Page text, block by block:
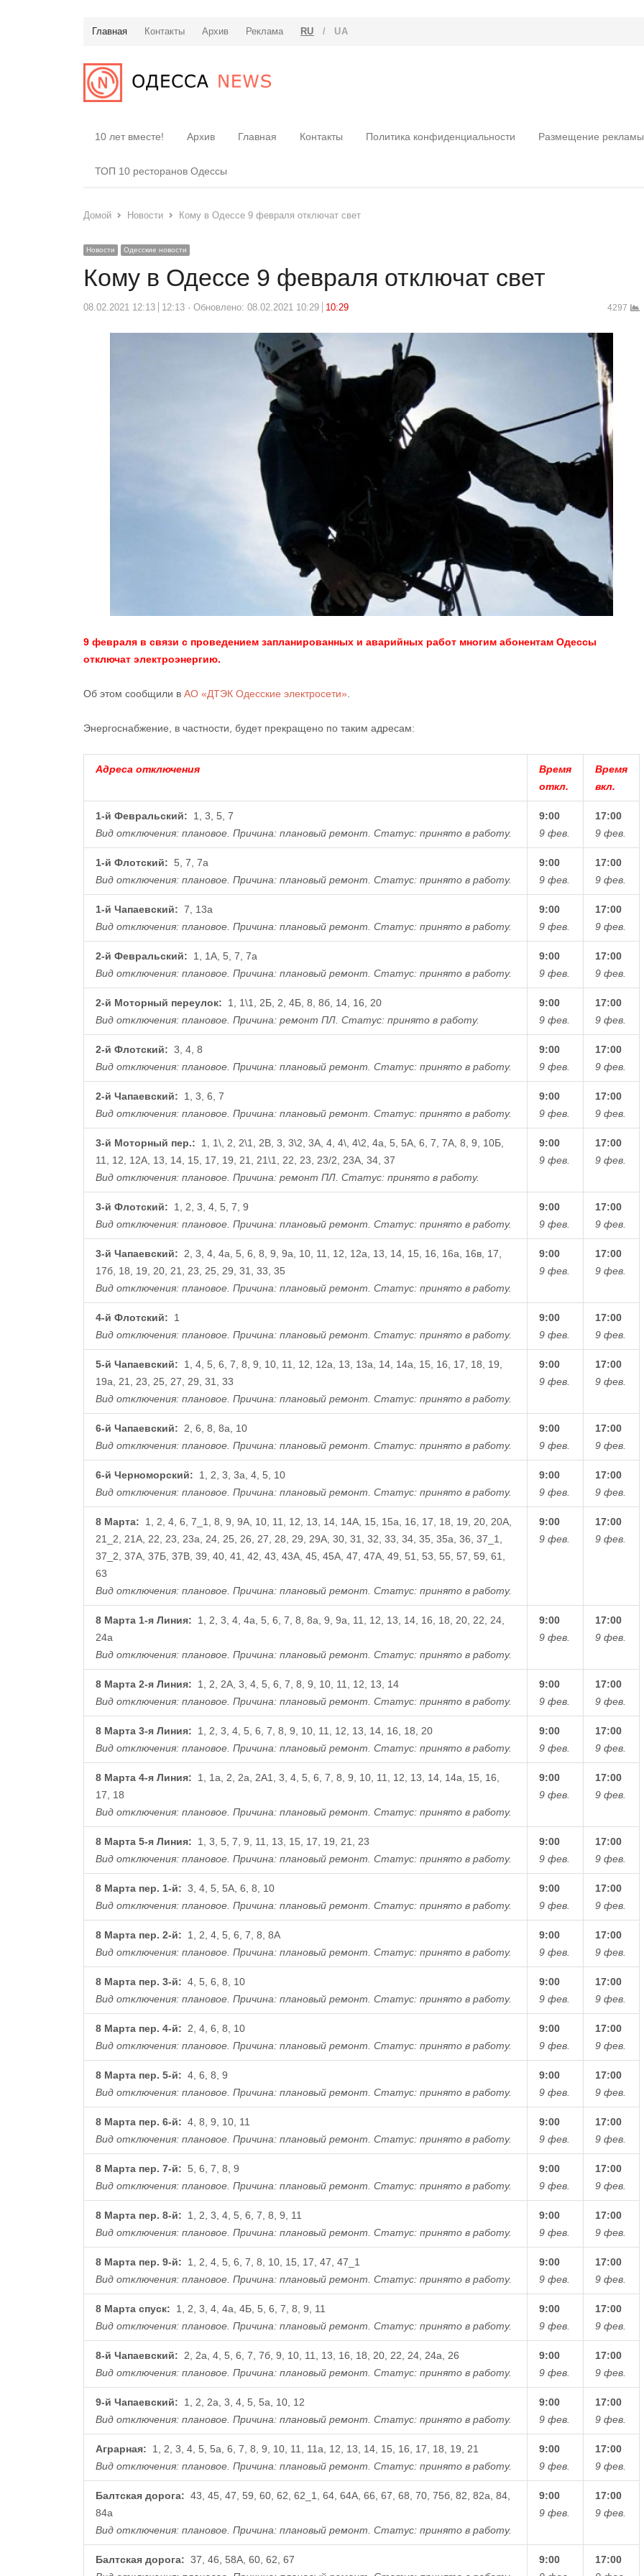
Главная Контакты Архив Реклама RU / UA
10 лет вместе! Архив Главная Контакты Политика конфиденциальности Размещение рекламы
ТОП 10 ресторанов Одессы
Домой Новости Кому в Одессе 9 февраля отключат свет
Новости Одесские новости
Кому в Одессе 9 февраля отключат свет
08.02.2021 12:13 12:13 Обновлено: 08.02.2021 10:29 10:29 4297
9 февраля в связи с проведением запланированных и аварийных работ многим абонентам Одессы
отключат электроэнергию.
Об этом сообщили в АО «ДТЭК Одесские электросети»
Энергоснабжение, в частности, будет прекращено по таким адресам:
Адреса отключения
Время
откл.
Время
вкл.
1-й Февральский: 1, 3, 5, 7
Вид отключения: плановое. Причина: плановый ремонт. Статус: принято в работу.
9:00
9 фев.
17:00
9 фев.
1-й Флотский: 5, 7, 7а
Вид отключения: плановое. Причина: плановый ремонт. Статус: принято в работу.
9:00
9 фев.
17:00
9 фев.
1-й Чапаевский: 7, 13а
Вид отключения: плановое. Причина: плановый ремонт. Статус: принято в работу.
9:00
9 фев.
17:00
9 фев.
2-й Февральский: 1, 1А, 5, 7, 7а
Вид отключения: плановое. Причина: плановый ремонт. Статус: принято в работу.
9:00
9 фев.
17:00
9 фев.
2-й Моторный переулок: 1, 1\1, 2Б, 2, 4Б, 8, 8б, 14, 16, 20
Вид отключения: плановое. Причина: ремонт ПЛ. Статус: принято в работу.
9:00
9 фев.
17:00
9 фев.
2-й Флотский: 3, 4, 8
Вид отключения: плановое. Причина: плановый ремонт. Статус: принято в работу.
9:00
9 фев.
17:00
9 фев.
2-й Чапаевский: 1, 3, 6, 7
Вид отключения: плановое. Причина: плановый ремонт. Статус: принято в работу.
9:00
9 фев.
17:00
9 фев.
3-й Моторный пер.: 1, 1\, 2, 2\1, 2В, 3, 3\2, 3А, 4, 4\, 4\2, 4а, 5, 5А, 6, 7, 7А, 8, 9, 10Б,
11, 12, 12А, 13, 14, 15, 17, 19, 21, 21\1, 22, 23, 23/2, 23А, 34, 37
Вид отключения: плановое. Причина: ремонт ПЛ. Статус: принято в работу.
9:00
9 фев.
17:00
9 фев.
3-й Флотский: 1, 2, 3, 4, 5, 7, 9
Вид отключения: плановое. Причина: плановый ремонт. Статус: принято в работу.
9:00
9 фев.
17:00
9 фев.
3-й Чапаевский: 2, 3, 4, 4а, 5, 6, 8, 9, 9а, 10, 11, 12, 12а, 13, 14, 15, 16, 16а, 16в, 17,
17б, 18, 19, 20, 21, 23, 25, 29, 31, 33, 35
Вид отключения: плановое. Причина: плановый ремонт. Статус: принято в работу.
9:00
9 фев.
17:00
9 фев.
4-й Флотский: 1
Вид отключения: плановое. Причина: плановый ремонт. Статус: принято в работу.
9:00
9 фев.
17:00
9 фев.
5-й Чапаевский: 1, 4, 5, 6, 7, 8, 9, 10, 11, 12, 12а, 13, 13а, 14, 14а, 15, 16, 17, 18, 19,
19а, 21, 23, 25, 27, 29, 31, 33
Вид отключения: плановое. Причина: плановый ремонт. Статус: принято в работу.
9:00
9 фев.
17:00
9 фев.
6-й Чапаевский: 2, 6, 8, 8а, 10
Вид отключения: плановое. Причина: плановый ремонт. Статус: принято в работу.
9:00
9 фев.
17:00
9 фев.
6-й Черноморский: 1, 2, 3, 3а, 4, 5, 10
Вид отключения: плановое. Причина: плановый ремонт. Статус: принято в работу.
9:00
9 фев.
17:00
9 фев.
8 Марта: 1, 2, 4, 6, 7_1, 8, 9, 9А, 10, 11, 12, 13, 14, 14А, 15, 15а, 16, 17, 18, 19, 20, 20А,
21_2, 21А, 22, 23, 23а, 24, 25, 26, 27, 28, 29, 29А, 30, 31, 32, 33, 34, 35, 35а, 36, 37_1,
37_2, 37А, 37Б, 37В, 39, 40, 41, 42, 43, 43А, 45, 45А, 47, 47А, 49, 51, 53, 55, 57, 59, 61,
63
Вид отключения: плановое. Причина: плановый ремонт. Статус: принято в работу.
9:00
9 фев.
17:00
9 фев.
8 Марта 1-я Линия: 1, 2, 3, 4, 4а, 5, 6, 7, 8, 8а, 9, 9а, 11, 12, 13, 14, 16, 18, 20, 22, 24,
24а
Вид отключения: плановое. Причина: плановый ремонт. Статус: принято в работу.
9:00
9 фев.
17:00
9 фев.
8 Марта 2-я Линия: 1, 2, 2А, 3, 4, 5, 6, 7, 8, 9, 10, 11, 12, 13, 14
Вид отключения: плановое. Причина: плановый ремонт. Статус: принято в работу.
9:00
9 фев.
17:00
9 фев.
8 Марта 3-я Линия: 1, 2, 3, 4, 5, 6, 7, 8, 9, 10, 11, 12, 13, 14, 16, 18, 20
Вид отключения: плановое. Причина: плановый ремонт. Статус: принято в работу.
9:00
9 фев.
17:00
9 фев.
8 Марта 4-я Линия: 1, 1а, 2, 2а, 2А1, 3, 4, 5, 6, 7, 8, 9, 10, 11, 12, 13, 14, 14а, 15, 16,
17, 18
Вид отключения: плановое. Причина: плановый ремонт. Статус: принято в работу.
9:00
9 фев.
17:00
9 фев.
8 Марта 5-я Линия: 1, 3, 5, 7, 9, 11, 13, 15, 17, 19, 21, 23
Вид отключения: плановое. Причина: плановый ремонт. Статус: принято в работу.
9:00
9 фев.
17:00
9 фев.
8 Марта пер. 1-й: 3, 4, 5, 5А, 6, 8, 10
Вид отключения: плановое. Причина: плановый ремонт. Статус: принято в работу.
9:00
9 фев.
17:00
9 фев.
8 Марта пер. 2-й: 1, 2, 4, 5, 6, 7, 8, 8А
Вид отключения: плановое. Причина: плановый ремонт. Статус: принято в работу.
9:00
9 фев.
17:00
9 фев.
8 Марта пер. 3-й: 4, 5, 6, 8, 10
Вид отключения: плановое. Причина: плановый ремонт. Статус: принято в работу.
9:00
9 фев.
17:00
9 фев.
8 Марта пер. 4-й: 2, 4, 6, 8, 10
Вид отключения: плановое. Причина: плановый ремонт. Статус: принято в работу.
9:00
9 фев.
17:00
9 фев.
8 Марта пер. 5-й: 4, 6, 8, 9
Вид отключения: плановое. Причина: плановый ремонт. Статус: принято в работу.
9:00
9 фев.
17:00
9 фев.
8 Марта пер. 6-й: 4, 8, 9, 10, 11
Вид отключения: плановое. Причина: плановый ремонт. Статус: принято в работу.
9:00
9 фев.
17:00
9 фев.
8 Марта пер. 7-й: 5, 6, 7, 8, 9
Вид отключения: плановое. Причина: плановый ремонт. Статус: принято в работу.
9:00
9 фев.
17:00
9 фев.
8 Марта пер. 8-й: 1, 2, 3, 4, 5, 6, 7, 8, 9, 11
Вид отключения: плановое. Причина: плановый ремонт. Статус: принято в работу.
9:00
9 фев.
17:00
9 фев.
8 Марта пер. 9-й: 1, 2, 4, 5, 6, 7, 8, 10, 15, 17, 47, 47_1
Вид отключения: плановое. Причина: плановый ремонт. Статус: принято в работу.
9:00
9 фев.
17:00
9 фев.
8 Марта спуск: 1, 2, 3, 4, 4а, 4Б, 5, 6, 7, 8, 9, 11
Вид отключения: плановое. Причина: плановый ремонт. Статус: принято в работу.
9:00
9 фев.
17:00
9 фев.
8-й Чапаевский: 2, 2а, 4, 5, 6, 7, 7б, 9, 10, 11, 13, 16, 18, 20, 22, 24, 24а, 26
Вид отключения: плановое. Причина: плановый ремонт. Статус: принято в работу.
9:00
9 фев.
17:00
9 фев.
9-й Чапаевский: 1, 2, 2а, 3, 4, 5, 5а, 10, 12
Вид отключения: плановое. Причина: плановый ремонт. Статус: принято в работу.
9:00
9 фев.
17:00
9 фев.
Аграрная: 1, 2, 3, 4, 5, 5а, 6, 7, 8, 9, 10, 11, 11а, 12, 13, 14, 15, 16, 17, 18, 19, 21
Вид отключения: плановое. Причина: плановый ремонт. Статус: принято в работу.
9:00
9 фев.
17:00
9 фев.
Балтская дорога: 43, 45, 47, 59, 60, 62, 62_1, 64, 64А, 66, 67, 68, 70, 75б, 82, 82а, 84,
84а
Вид отключения: плановое. Причина: плановый ремонт. Статус: принято в работу.
9:00
9 фев.
17:00
9 фев.
Балтская дорога: 37, 46, 58А, 60, 62, 67
9:00
17:00